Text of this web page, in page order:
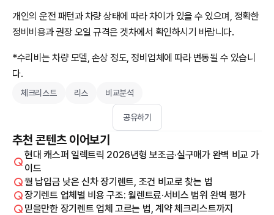
개인의 운전 패턴과 차량 상태에 따라 차이가 있을 수 있으며, 정확한
정비비용과 권장 오일 규격은 겟차에서 확인하시기 바랍니다.
*수리비는 차량 모델, 손상 정도, 정비업체에 따라 변동될 수 있습니
다.
체크리스트 리스 비교분석
공유하기
추천 콘텐츠 이어보기
현대 캐스퍼 일렉트릭 2026년형 보조금·실구매가 완벽 비교 가
이드
월 납입금 낮은 신차 장기렌트, 조건 비교로 찾는 법
장기렌트 업체별 비용 구조: 월렌트료·서비스 범위 완벽 평가
믿을만한 장기렌트 업체 고르는 법, 계약 체크리스트까지